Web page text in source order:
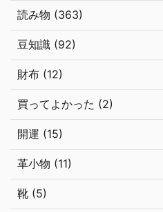
読み物 (363)
豆知識 (92)
財布 (12)
買ってよかった (2)
開運 (15)
革小物 (11)
靴 (5)